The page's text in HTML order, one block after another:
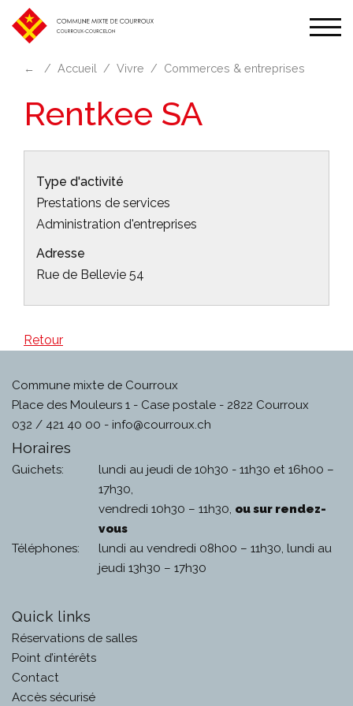
← Accueil Vivre Commerces & entreprises
Rentkee SA
Type d'activité
Prestations de services
Administration d'entreprises
Adresse
Rue de Bellevie 54
Retour
Commune mixte de Courroux
Place des Mouleurs 1 - Case postale - 2822 Courroux
032 / 421 40 00 - info@courroux.ch
Horaires
Guichets:
lundi au jeudi de 10h30 - 11h30 et 16h00 –
17h30,
vendredi 10h30 – 11h30, ou sur rendez-
vous
Téléphones:
lundi au vendredi 08h00 – 11h30, lundi au
jeudi 13h30 – 17h30
Quick links
Réservations de salles
Point d’intérêts
Contact
Accès sécurisé